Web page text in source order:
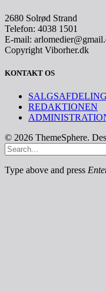
2680 Solrød Strand
Telefon: 4038 1501
E-mail:
Copyright Viborher.dk
KONTAKT OS
REDAKTIONEN
© 2026 ThemeSphere.
Type above and press